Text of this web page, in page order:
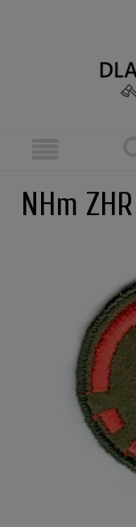
NHm